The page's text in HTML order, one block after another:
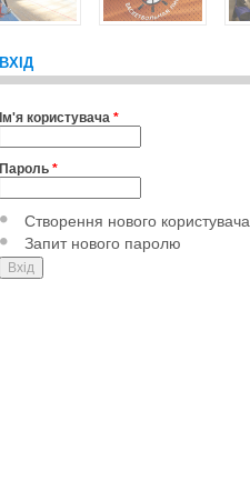
ВХІД
Ім'я користувача *
Пароль *
Створення нового користувача
Запит нового паролю